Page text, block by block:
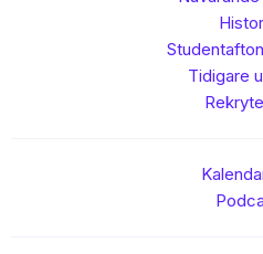
Tidigare